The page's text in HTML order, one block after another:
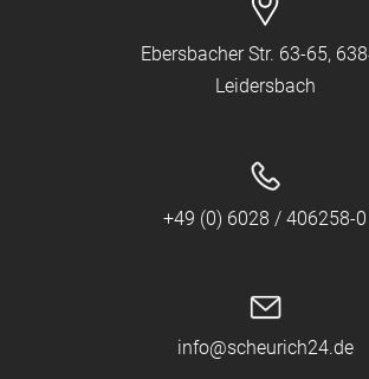
Ebersbacher Str. 63-65,
Leidersbach
+49 (0) 6028 / 406258-0
info@scheurich24.de